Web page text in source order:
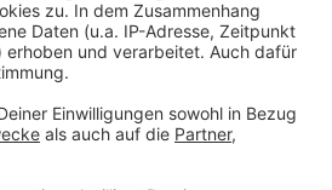
Uhren und Bomben-
entdeckt. Den Mammutzahn
Zuerst habe er nicht gewusst,
Das habe er dann schnell